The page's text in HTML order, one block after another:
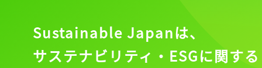
Sustainable Japanは、
サステナビリティ・ESGに関する